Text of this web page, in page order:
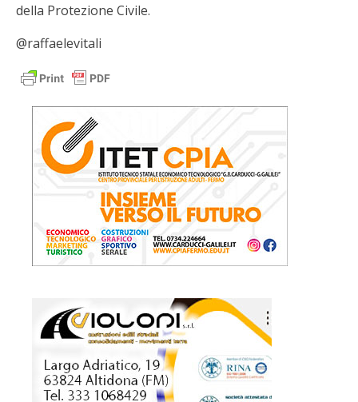
della Protezione Civile.
@raffaelevitali